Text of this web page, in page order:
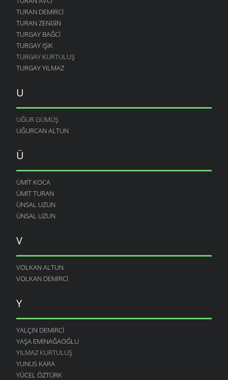
TURAN DEMIRCI
TURAN ZENGIN
TURGAY BAĞCI
TURGAY IŞIK
TURGAY KURTULUŞ
TURGAY YILMAZ
U
UĞUR GÜMÜŞ
UĞURCAN ALTUN
Ü
ÜMIT KOCA
ÜMIT TURAN
ÜNSAL UZUN
ÜNSAL UZUN
V
VOLKAN ALTUN
VOLKAN DEMIRCI
Y
YALÇIN DEMIRCI
YAŞA EMINAĞAOĞLU
YILMAZ KURTULUŞ
YUNUS KARA
YÜCEL ÖZTÜRK